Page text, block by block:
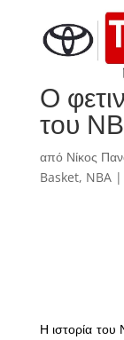
Ο
του
από Νίκος
Basket, NBA|
Η ιστορία του